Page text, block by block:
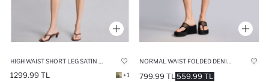
1299.99 TL +1 559.99 TL
799.99 TL